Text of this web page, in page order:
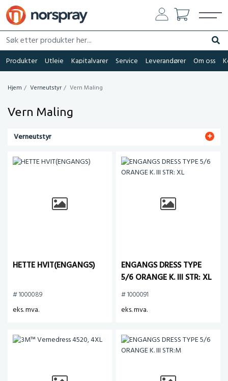
Søk etter produkter her...
Søk
Produkter Utleie Kapitalvarer Service Leverandører Om oss
Hjem Verneutstyr Vern Maling
Vern Maling
Verneutstyr
HETTE HVIT(ENGANGS)
# 1000089
eks. mva.
ENGANGS DRESS TYPE
5/6 ORANGE K. III STR: XL
# 1000091
eks. mva.